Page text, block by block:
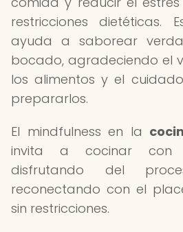
restricciones dietéticas.
ayuda a saborear
bocado, agradeciendo el
los alimentos y el
prepararlos.
El mindfulness en la
invita a cocinar con
disfrutando del
reconectando con el
sin restricciones.